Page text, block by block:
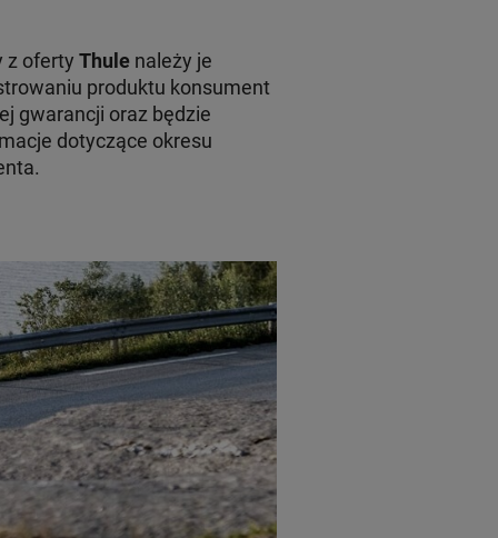
z oferty Thulenależy je
produktu konsument
gwarancji oraz będzie
dotyczące okresu